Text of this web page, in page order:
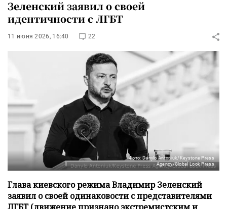
Зеленский заявил о своей
идентичности с ЛГБТ
11 июня 2026, 16:40 22
Фото: Danylo Antoniuk/Keystone Press
Agency/Global Look Press
Глава киевского режима Владимир Зеленский
заявил о своей одинаковости с представителями